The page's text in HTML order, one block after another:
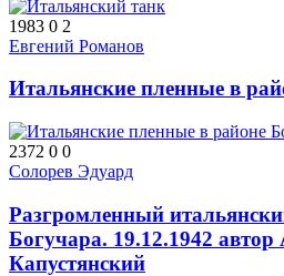
1983 0 2
Евгений Романов
Итальянские пленные в
2372 0 0
Солорев Эдуард
Разгромленный
Богучара. 19.12.1942 автор
Капустянский